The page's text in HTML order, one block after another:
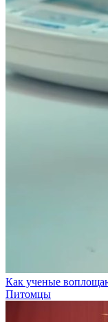
Как ученые
Питомцы